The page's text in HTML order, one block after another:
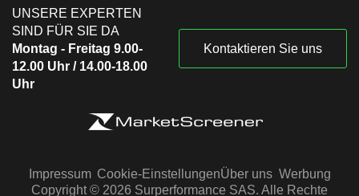
UNSERE EXPERTEN
SIND FÜR SIE DA
Montag - Freitag 9.00-
12.00 Uhr / 14.00-18.00
Uhr
Kontaktieren Sie uns
Impressum Cookie-EinstellungenÜber uns Werbung
Copyright © 2026 Surperformance SAS. Alle Rechte